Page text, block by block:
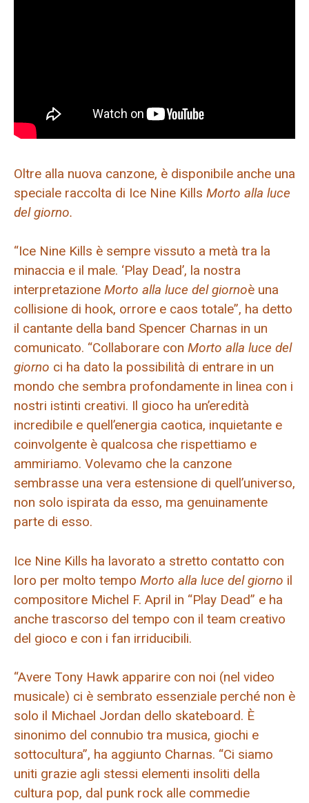
Oltre alla nuova canzone, è disponibile anche una
speciale raccolta di Ice Nine Kills Morto alla luce
del giorno.
“Ice Nine Kills è sempre vissuto a metà tra la
minaccia e il male. ‘Play Dead’, la nostra
interpretazione Morto alla luce del giornoè una
collisione di hook, orrore e caos totale”, ha detto
il cantante della band Spencer Charnas in un
comunicato. “Collaborare con Morto alla luce del
giorno ci ha dato la possibilità di entrare in un
mondo che sembra profondamente in linea con i
nostri istinti creativi. Il gioco ha un’eredità
incredibile e quell’energia caotica, inquietante e
coinvolgente è qualcosa che rispettiamo e
ammiriamo. Volevamo che la canzone
sembrasse una vera estensione di quell’universo,
non solo ispirata da esso, ma genuinamente
parte di esso.
Ice Nine Kills ha lavorato a stretto contatto con
loro per molto tempo Morto alla luce del giorno il
compositore Michel F. April in “Play Dead” e ha
anche trascorso del tempo con il team creativo
del gioco e con i fan irriducibili.
“Avere Tony Hawk apparire con noi (nel video
musicale) ci è sembrato essenziale perché non è
solo il Michael Jordan dello skateboard. È
sinonimo del connubio tra musica, giochi e
sottocultura”, ha aggiunto Charnas. “Ci siamo
uniti grazie agli stessi elementi insoliti della
cultura pop, dal punk rock alle commedie